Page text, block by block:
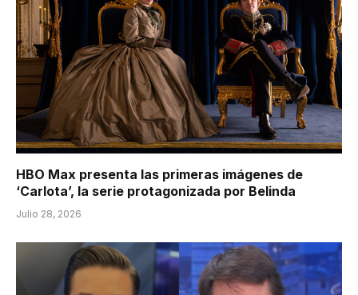
HBO Max presenta las primeras imágenes de
‘Carlota’, la serie protagonizada por Belinda
Julio 28, 2026